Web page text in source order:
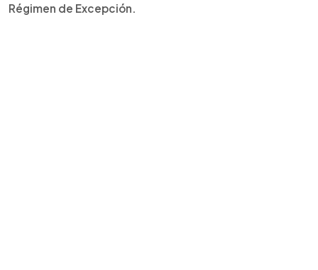
Régimen de Excepción.